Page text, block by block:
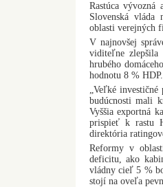
Rastúca
Slovenská
oblasti verejných
V najnovšej
viditeľne
hrubého
hodnotu 8 % HDP.
„Veľké
budúcnosti mali
Vyššia exportná
prispieť k rastu
direktória
Reformy v
deficitu, ako
vládny cieľ 5 %
stojí na oveľa